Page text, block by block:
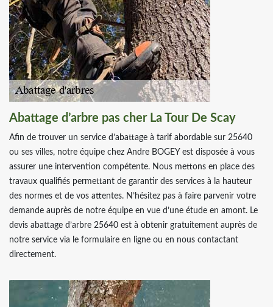
Abattage d’arbre pas cher La Tour De Scay
Afin de trouver un service d’abattage à tarif abordable sur 25640
ou ses villes, notre équipe chez Andre BOGEY est disposée à vous
assurer une intervention compétente. Nous mettons en place des
travaux qualifiés permettant de garantir des services à la hauteur
des normes et de vos attentes. N’hésitez pas à faire parvenir votre
demande auprès de notre équipe en vue d’une étude en amont. Le
devis abattage d’arbre 25640 est à obtenir gratuitement auprès de
notre service via le formulaire en ligne ou en nous contactant
directement.